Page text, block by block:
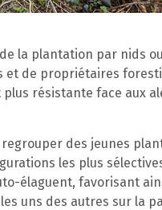
la plantation par nids
et de propriétaires
résistante face aux
des jeunes
les plus
élaguent, favorisant
uns des autres sur la